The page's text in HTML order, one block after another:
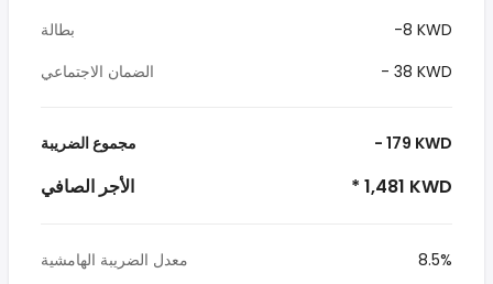
بطالة
-8 KWD
الضمان الاجتماعي
- 38 KWD
مجموع الضريبة - 179 KWD
الأجر الصافي * 1,481 KWD
معدل الضريبة الهامشية
8.5%